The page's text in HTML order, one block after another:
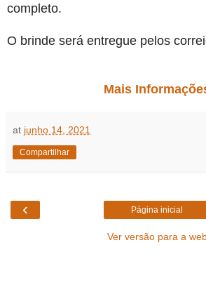
completo.
O brinde será entregue pelos
Mais
at junho 14, 2021
Compartilhar
‹ Página inicial
Ver versão para a